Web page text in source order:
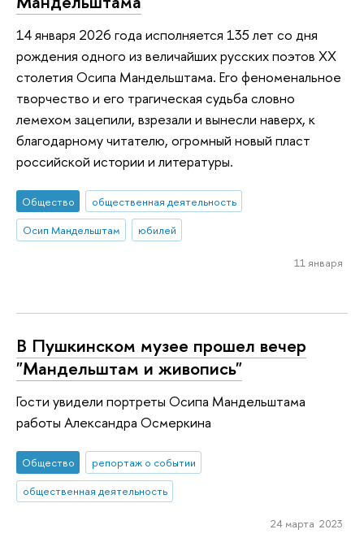
14 января 2026 года исполняется 135 лет со дня
рождения одного из величайших русских поэтов XX
столетия Осипа Мандельштама. Его феноменальное
творчество и его трагическая судьба словно
лемехом зацепили, взрезали и вынесли наверх, к
благодарному читателю, огромный новый пласт
российской истории и литературы.
Общество
общественная деятельность
Осип Мандельштам
юбилей
11 января
В Пушкинском музее прошел вечер
"Мандельштам и живопись"
Гости увидели портреты Осипа Мандельштама
работы Александра Осмеркина
Общество
репортаж о событии
общественная деятельность
24 марта 2023